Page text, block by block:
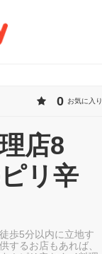
0 お気に入り
店8
リ辛
歩5分以内に立地す
するお店もあれば、